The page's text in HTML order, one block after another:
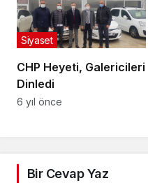
CHP Heyeti, Galericileri
Dinledi
Siyaset
6 yıl önce
Bir Cevap Yaz